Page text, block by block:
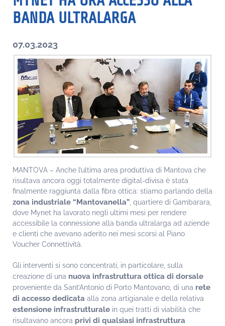
BANDA ULTRALARGA
07.03.2023
MANTOVA – Anche l’ultima area produttiva di Mantova che
risultava ancora oggi totalmente digital-divisa è stata
finalmente raggiunta dalla fibra ottica: stiamo parlando della
zona industriale “Mantovanella”, quartiere di Gambarara,
dove Mynet ha lavorato negli ultimi mesi per rendere
accessibile la connessione alla banda ultralarga ad aziende
e clienti che avevano aderito nei mesi scorsi al Piano
Voucher Connettività.
Gli interventi si sono concentrati, in particolare, sulla
creazione di una nuova infrastruttura ottica di dorsale
proveniente da Sant’Antonio di Porto Mantovano, di una rete
di accesso dedicata alla zona artigianale e della relativa
estensione infrastrutturale in quei tratti di viabilità che
risultavano ancora privi di qualsiasi infrastruttura